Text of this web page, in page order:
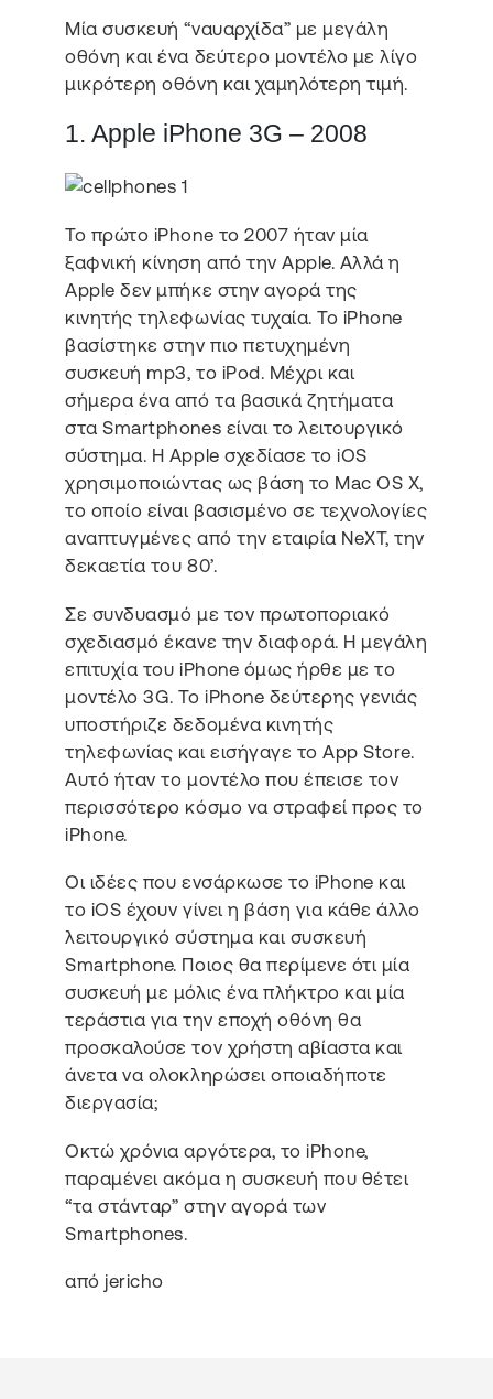
Μία συσκευή “ναυαρχίδα” με μεγάλη
οθόνη και ένα δεύτερο μοντέλο με λίγο
μικρότερη οθόνη και χαμηλότερη τιμή.
1. Apple iPhone 3G – 2008
Το πρώτο iPhone το 2007 ήταν μία
ξαφνική κίνηση από την Apple. Αλλά η
Apple δεν μπήκε στην αγορά της
κινητής τηλεφωνίας τυχαία. Το iPhone
βασίστηκε στην πιο πετυχημένη
συσκευή mp3, το iPod. Μέχρι και
σήμερα ένα από τα βασικά ζητήματα
στα Smartphones είναι το λειτουργικό
σύστημα. H Apple σχεδίασε το iOS
χρησιμοποιώντας ως βάση το Mac OS X,
το οποίο είναι βασισμένο σε τεχνολογίες
αναπτυγμένες από την εταιρία NeXT, την
δεκαετία του 80’.
Σε συνδυασμό με τον πρωτοποριακό
σχεδιασμό έκανε την διαφορά. Η μεγάλη
επιτυχία του iPhone όμως ήρθε με το
μοντέλο 3G. Το iPhone δεύτερης γενιάς
υποστήριζε δεδομένα κινητής
τηλεφωνίας και εισήγαγε το App Store.
Αυτό ήταν το μοντέλο που έπεισε τον
περισσότερο κόσμο να στραφεί προς το
iPhone.
Οι ιδέες που ενσάρκωσε το iPhone και
το iOS έχουν γίνει η βάση για κάθε άλλο
λειτουργικό σύστημα και συσκευή
Smartphone. Ποιος θα περίμενε ότι μία
συσκευή με μόλις ένα πλήκτρο και μία
τεράστια για την εποχή οθόνη θα
προσκαλούσε τον χρήστη αβίαστα και
άνετα να ολοκληρώσει οποιαδήποτε
διεργασία;
Οκτώ χρόνια αργότερα, το iPhone,
παραμένει ακόμα η συσκευή που θέτει
“τα στάνταρ” στην αγορά των
Smartphones.
από jericho